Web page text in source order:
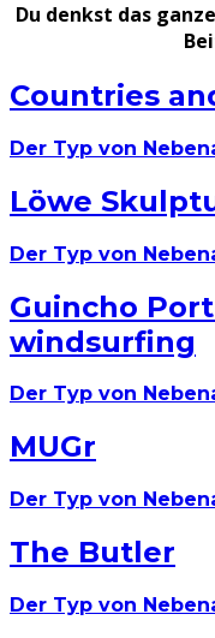
Du denkst das
Countries
Der Typ von
Löwe
Der Typ von
Guincho
windsurfing
Der Typ von
MUGr
Der Typ von
The Butler
Der Typ von